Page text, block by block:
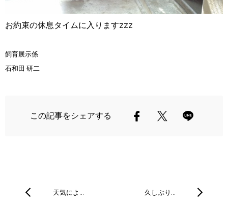
お約束の休息タイムに入りますzzz
飼育展示係
石和田 研二
この記事をシェアする
天気によ… 久しぶり…